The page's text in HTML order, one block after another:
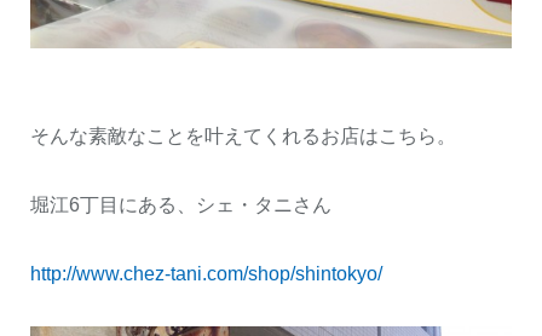
そんな素敵なことを叶えてくれるお店はこちら。
堀江6丁目にある、シェ・タニさん
http://www.chez-tani.com/shop/shintokyo/